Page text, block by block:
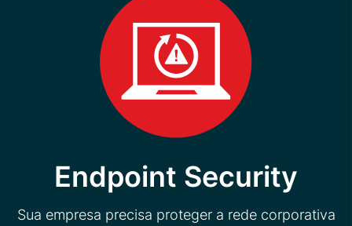
Endpoint Security
Sua empresa precisa proteger a rede corporativa